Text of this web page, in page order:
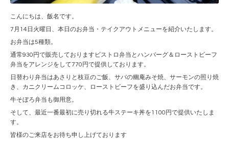
こんにちは、飯名です。
7月14日火曜日、本日のお弁当・テイクアウトメニューを紹介いたします。
お弁当は5種類。
通常930円で販売しておりますビストロ弁当とハンバーグ＆ローストビーフ
弁当をアレンジをして770円で提供しております。
日替わり弁当はあさりと枝豆のご飯、サバの幽庵みそ焼、サーモンの照り焼
き、カニクリームコロッケ、ローストビーフを盛り込んだお弁当です。
牛そぼろ弁当も御用意。
そして、最近一番最初に売り切れる牛ステーキ丼を1100円で提供いたしま
す。
皆様のご来店をお待ち申し上げております